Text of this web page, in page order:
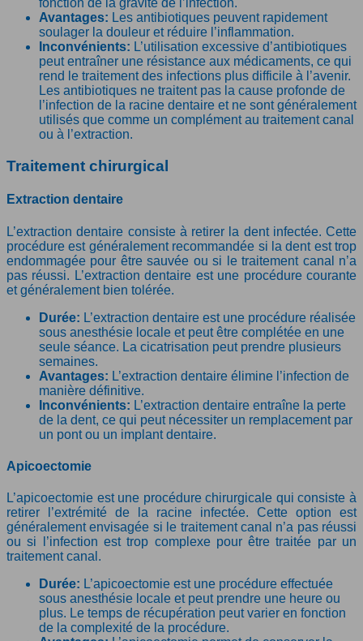
fonction de la gravité de l’infection.
Avantages: Les antibiotiques peuvent rapidement
soulager la douleur et réduire l’inflammation.
Inconvénients: L’utilisation excessive d’antibiotiques
peut entraîner une résistance aux médicaments, ce qui
rend le traitement des infections plus difficile à l’avenir.
Les antibiotiques ne traitent pas la cause profonde de
l’infection de la racine dentaire et ne sont généralement
utilisés que comme un complément au traitement canal
ou à l’extraction.
Traitement chirurgical
Extraction dentaire
L’extraction dentaire consiste à retirer la dent infectée. Cette
procédure est généralement recommandée si la dent est trop
endommagée pour être sauvée ou si le traitement canal n’a
pas réussi. L’extraction dentaire est une procédure courante
et généralement bien tolérée.
Durée: L’extraction dentaire est une procédure réalisée
sous anesthésie locale et peut être complétée en une
seule séance. La cicatrisation peut prendre plusieurs
semaines.
Avantages: L’extraction dentaire élimine l’infection de
manière définitive.
Inconvénients: L’extraction dentaire entraîne la perte
de la dent, ce qui peut nécessiter un remplacement par
un pont ou un implant dentaire.
Apicoectomie
L’apicoectomie est une procédure chirurgicale qui consiste à
retirer l’extrémité de la racine infectée. Cette option est
généralement envisagée si le traitement canal n’a pas réussi
ou si l’infection est trop complexe pour être traitée par un
traitement canal.
Durée: L’apicoectomie est une procédure effectuée
sous anesthésie locale et peut prendre une heure ou
plus. Le temps de récupération peut varier en fonction
de la complexité de la procédure.